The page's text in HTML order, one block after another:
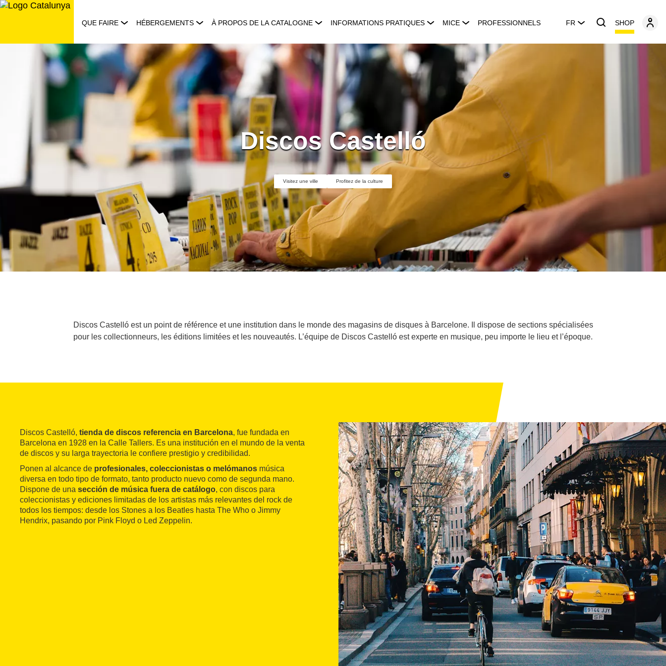
Aller
QUE FAIRE HÉBERGEMENTS À PROPOS DE LA CATALOGNE INFORMATIONS PRATIQUES MICE PROFESSIONNELS FR SHOP
Discos Castelló
Visitez une ville Profitez de la culture
Discos Castelló est un point de référence et une institution dans le monde des magasins de disques à Barcelone. Il dispose de sections spécialisées
pour les collectionneurs, les éditions limitées et les nouveautés. L’équipe de Discos Castelló est experte en musique, peu importe le lieu et l’époque.
Discos Castelló, tienda de discos referencia en Barcelona, fue fundada en
Barcelona en 1928 en la Calle Tallers. Es una institución en el mundo de la venta
de discos y su larga trayectoria le confiere prestigio y credibilidad.
Ponen al alcance de profesionales, coleccionistas o melómanos música
diversa en todo tipo de formato, tanto producto nuevo como de segunda mano.
Dispone de una sección de música fuera de catálogo, con discos para
coleccionistas y ediciones limitadas de los artistas más relevantes del rock de
todos los tiempos: desde los Stones a los Beatles hasta The Who o Jimmy
Hendrix, pasando por Pink Floyd o Led Zeppelin.